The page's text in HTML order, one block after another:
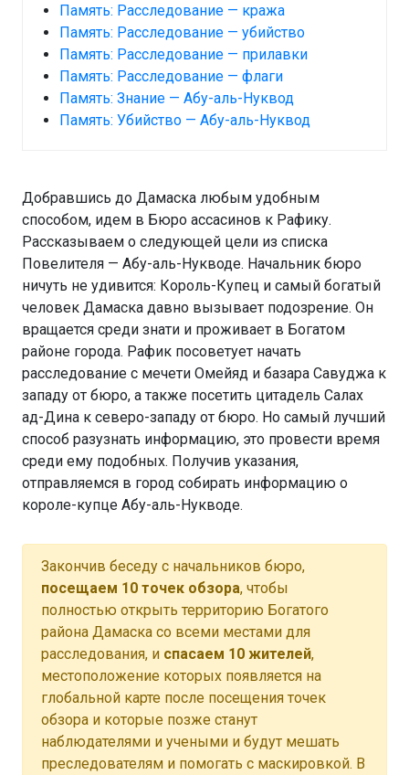
Память: Расследование — кража
Память: Расследование — убийство
Память: Расследование — прилавки
Память: Расследование — флаги
Память: Знание — Абу-аль-Нуквод
Память: Убийство — Абу-аль-Нуквод
Добравшись до Дамаска любым удобным
способом, идем в Бюро ассасинов к Рафику.
Рассказываем о следующей цели из списка
Повелителя — Абу-аль-Нукводе. Начальник бюро
ничуть не удивится: Король-Купец и самый богатый
человек Дамаска давно вызывает подозрение. Он
вращается среди знати и проживает в Богатом
районе города. Рафик посоветует начать
расследование с мечети Омейяд и базара Савуджа к
западу от бюро, а также посетить цитадель Салах
ад-Дина к северо-западу от бюро. Но самый лучший
способ разузнать информацию, это провести время
среди ему подобных. Получив указания,
отправляемся в город собирать информацию о
короле-купце Абу-аль-Нукводе.
Закончив беседу с начальников бюро,
посещаем 10 точек обзора, чтобы
полностью открыть территорию Богатого
района Дамаска со всеми местами для
расследования, и спасаем 10 жителей,
местоположение которых появляется на
глобальной карте после посещения точек
обзора и которые позже станут
наблюдателями и учеными и будут мешать
преследователям и помогать с маскировкой. В